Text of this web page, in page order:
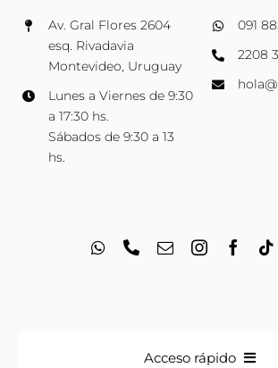
Av. Gral Flores 2604
esq. Rivadavia
Montevideo, Uruguay
Lunes a Viernes de 9:30
a 17:30 hs.
Sábados de 9:30 a 13
hs.
091
2208
Acceso rápido